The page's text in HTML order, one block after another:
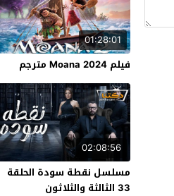
01:28:01
فيلم Moana 2024 مترجم
02:08:56
مسلسل نقطة سودة الحلقة
33 الثالثة والثلاثون